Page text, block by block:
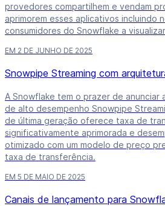
provedores compartilhem e vendam
aprimorem esses aplicativos incluindo
consumidores do Snowflake a
EM 2 DE JUNHO DE 2025
Snowpipe Streaming com
A Snowflake tem o prazer de anunciar
de alto desempenho Snowpipe
de última geração oferece taxa de
significativamente aprimorada e
otimizado com um modelo de preço
taxa de transferência.
EM 5 DE MAIO DE 2025
Canais de lançamento para